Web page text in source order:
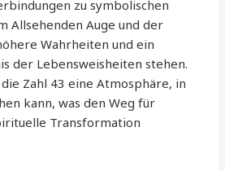
zu symbolischen
Allsehenden Auge und der
Wahrheiten und ein
der Lebensweisheiten stehen.
Zahl 43 eine Atmosphäre, in
kann, was den Weg für
Transformation